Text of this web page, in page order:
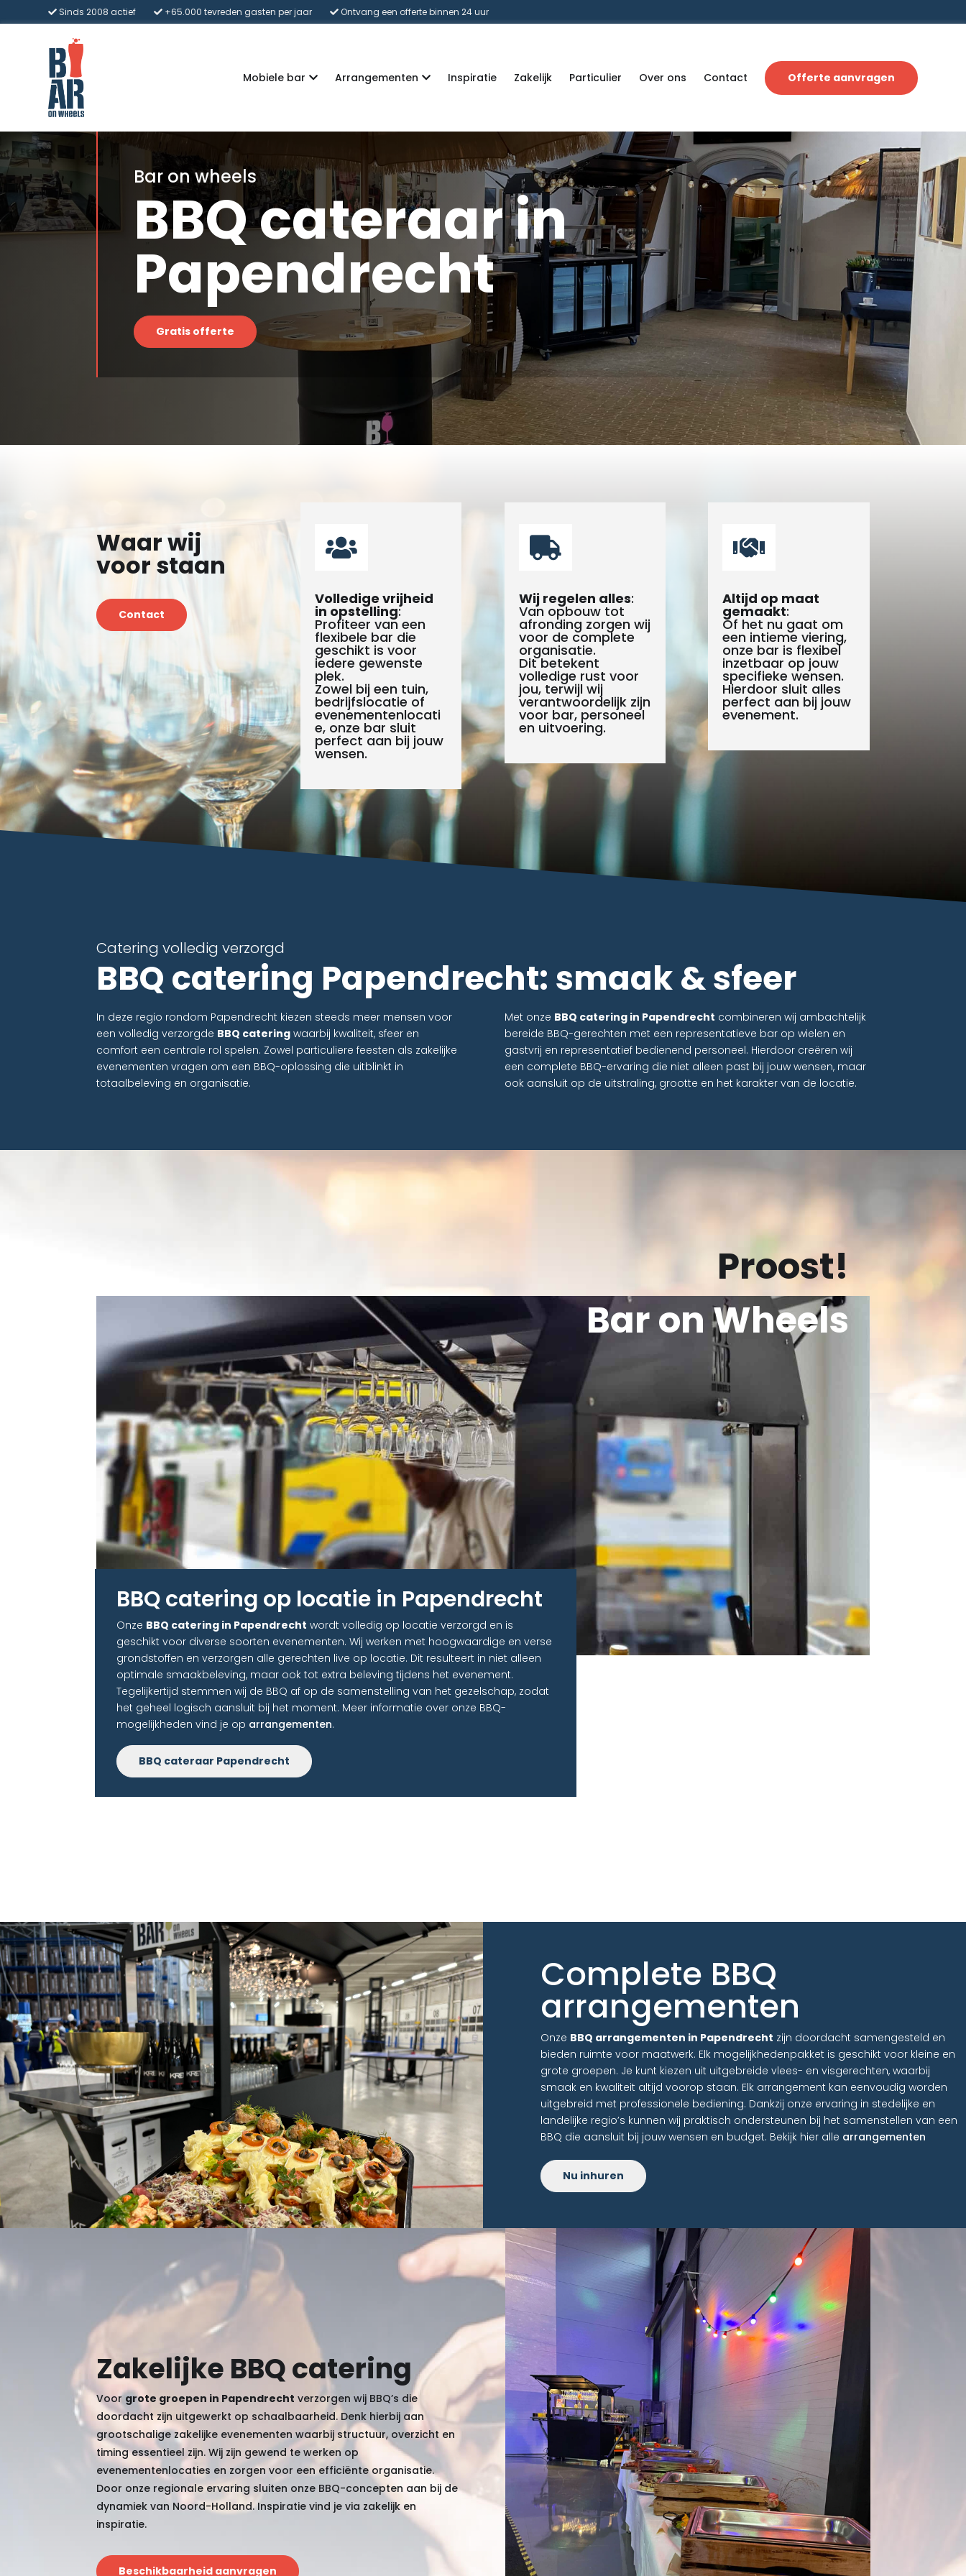
Sinds 2008 actief +65.000 tevreden gasten per jaar Ontvang een offerte binnen 24 uur
Mobiele bar Arrangementen Inspiratie Zakelijk Particulier Over ons Contact Offerte aanvragen
Bar on wheels
BBQ cateraar in
Papendrecht
Gratis offerte
Waar wij
voor staan
Contact

Volledige vrijheid
in opstelling:
Profiteer van een
flexibele bar die
geschikt is voor
iedere gewenste
plek.
Zowel bij een tuin,
bedrijfslocatie of
evenementenlocati
e, onze bar sluit
perfect aan bij jouw
wensen.

Wij regelen alles:
Van opbouw tot
afronding zorgen wij
voor de complete
organisatie.
Dit betekent
volledige rust voor
jou, terwijl wij
verantwoordelijk zijn
voor bar, personeel
en uitvoering.

Altijd op maat
gemaakt:
Of het nu gaat om
een intieme viering,
onze bar is flexibel
inzetbaar op jouw
specifieke wensen.
Hierdoor sluit alles
perfect aan bij jouw
evenement.
Catering volledig verzorgd
BBQ catering Papendrecht: smaak & sfeer
In deze regio rondom Papendrecht kiezen steeds meer mensen voor
een volledig verzorgde BBQ catering waarbij kwaliteit, sfeer en
comfort een centrale rol spelen. Zowel particuliere feesten als zakelijke
evenementen vragen om een BBQ-oplossing die uitblinkt in
totaalbeleving en organisatie.
Met onze BBQ catering in Papendrecht combineren wij ambachtelijk
bereide BBQ-gerechten met een representatieve bar op wielen en
gastvrij en representatief bedienend personeel. Hierdoor creëren wij
een complete BBQ-ervaring die niet alleen past bij jouw wensen, maar
ook aansluit op de uitstraling, grootte en het karakter van de locatie.
Proost!
Bar on Wheels
BBQ catering op locatie in Papendrecht
Onze BBQ catering in Papendrecht wordt volledig op locatie verzorgd en is
geschikt voor diverse soorten evenementen. Wij werken met hoogwaardige en verse
grondstoffen en verzorgen alle gerechten live op locatie. Dit resulteert in niet alleen
optimale smaakbeleving, maar ook tot extra beleving tijdens het evenement.
Tegelijkertijd stemmen wij de BBQ af op de samenstelling van het gezelschap, zodat
het geheel logisch aansluit bij het moment. Meer informatie over onze BBQ-
mogelijkheden vind je op arrangementen.
BBQ cateraar Papendrecht
Complete BBQ
arrangementen
Onze BBQ arrangementen in Papendrecht zijn doordacht samengesteld en
bieden ruimte voor maatwerk. Elk mogelijkhedenpakket is geschikt voor kleine en
grote groepen. Je kunt kiezen uit uitgebreide vlees- en visgerechten, waarbij
smaak en kwaliteit altijd voorop staan. Elk arrangement kan eenvoudig worden
uitgebreid met professionele bediening. Dankzij onze ervaring in stedelijke en
landelijke regio’s kunnen wij praktisch ondersteunen bij het samenstellen van een
BBQ die aansluit bij jouw wensen en budget. Bekijk hier alle arrangementen
Nu inhuren
Zakelijke BBQ catering
Voor grote groepen in Papendrecht verzorgen wij BBQ’s die
doordacht zijn uitgewerkt op schaalbaarheid. Denk hierbij aan
grootschalige zakelijke evenementen waarbij structuur, overzicht en
timing essentieel zijn. Wij zijn gewend te werken op
evenementenlocaties en zorgen voor een efficiënte organisatie.
Door onze regionale ervaring sluiten onze BBQ-concepten aan bij de
dynamiek van Noord-Holland. Inspiratie vind je via zakelijk en
inspiratie.
Beschikbaarheid aanvragen